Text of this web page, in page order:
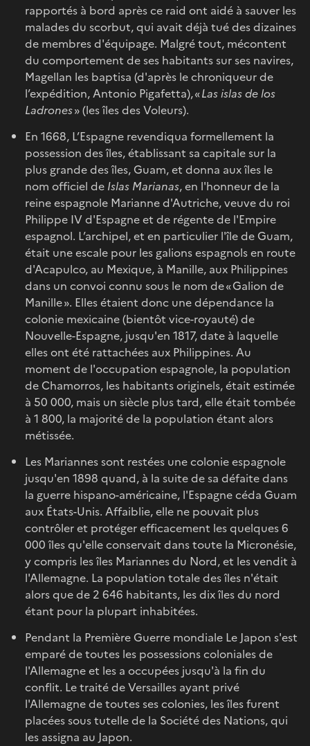
rapportés à bord après ce raid ont aidé à sauver les
malades du scorbut, qui avait déjà tué des dizaines
de membres d'équipage. Malgré tout, mécontent
du comportement de ses habitants sur ses navires,
Magellan les baptisa (d'après le chroniqueur de
l’expédition, Antonio Pigafetta), «Las islas de los
Ladrones» (les îles des Voleurs).
En 1668, L’Espagne revendiqua formellement la
possession des îles, établissant sa capitale sur la
plus grande des îles, Guam, et donna aux îles le
nom officiel de Islas Marianas, en l'honneur de la
reine espagnole Marianne d'Autriche, veuve du roi
Philippe IV d'Espagne et de régente de l'Empire
espagnol. L’archipel, et en particulier l'île de Guam,
était une escale pour les galions espagnols en route
d'Acapulco, au Mexique, à Manille, aux Philippines
dans un convoi connu sous le nom de « Galion de
Manille ». Elles étaient donc une dépendance la
colonie mexicaine (bientôt vice-royauté) de
Nouvelle-Espagne, jusqu'en 1817, date à laquelle
elles ont été rattachées aux Philippines. Au
moment de l'occupation espagnole, la population
de Chamorros, les habitants originels, était estimée
à 50 000, mais un siècle plus tard, elle était tombée
à 1 800, la majorité de la population étant alors
métissée.
Les Mariannes sont restées une colonie espagnole
jusqu'en 1898 quand, à la suite de sa défaite dans
la guerre hispano-américaine, l'Espagne céda Guam
aux États-Unis. Affaiblie, elle ne pouvait plus
contrôler et protéger efficacement les quelques 6
000 îles qu'elle conservait dans toute la Micronésie,
y compris les îles Mariannes du Nord, et les vendit à
l'Allemagne. La population totale des îles n'était
alors que de 2 646 habitants, les dix îles du nord
étant pour la plupart inhabitées.
Pendant la Première Guerre mondiale Le Japon s'est
emparé de toutes les possessions coloniales de
l'Allemagne et les a occupées jusqu'à la fin du
conflit. Le traité de Versailles ayant privé
l'Allemagne de toutes ses colonies, les îles furent
placées sous tutelle de la Société des Nations, qui
les assigna au Japon.